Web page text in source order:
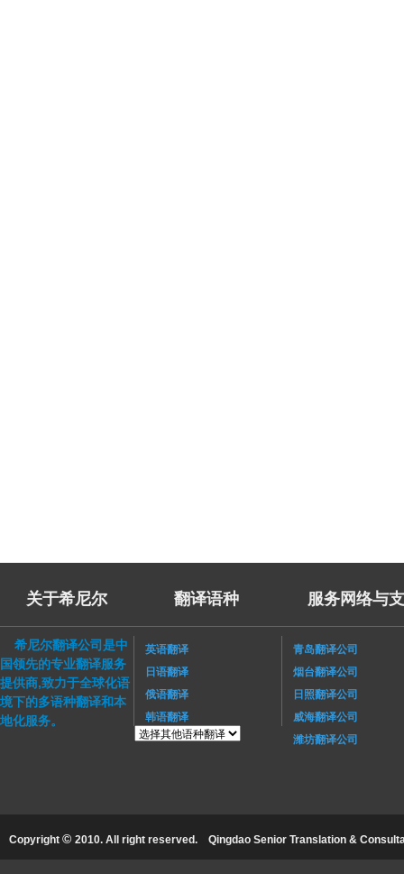
关于希尼尔 翻译语种 服务网络与
希尼尔翻译公司是中
国领先的专业翻译服务
提供商,致力于全球化语
境下的多语种翻译和本
地化服务。
英语翻译
日语翻译
俄语翻译
韩语翻译
青岛翻译公司
烟台翻译公司
日照翻译公司
威海翻译公司
潍坊翻译公司
Copyright © 2010. All right reserved. Qingdao Senior Translation &